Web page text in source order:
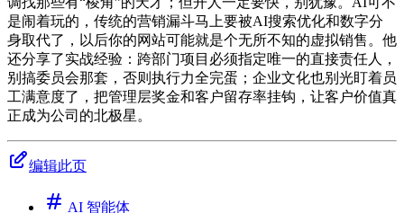
是闹着玩的，传统的营销漏斗马上要被AI搜索优化和数字分
身取代了，以后你的网站可能就是个无所不知的虚拟销售。他
还分享了实战经验：跨部门项目必须指定唯一的直接责任人，
别搞委员会那套，否则执行力全完蛋；企业文化也别光盯着员
工满意度了，把管理层奖金和客户留存率挂钩，让客户价值真
正成为公司的北极星。
编辑此页
AI 智能体